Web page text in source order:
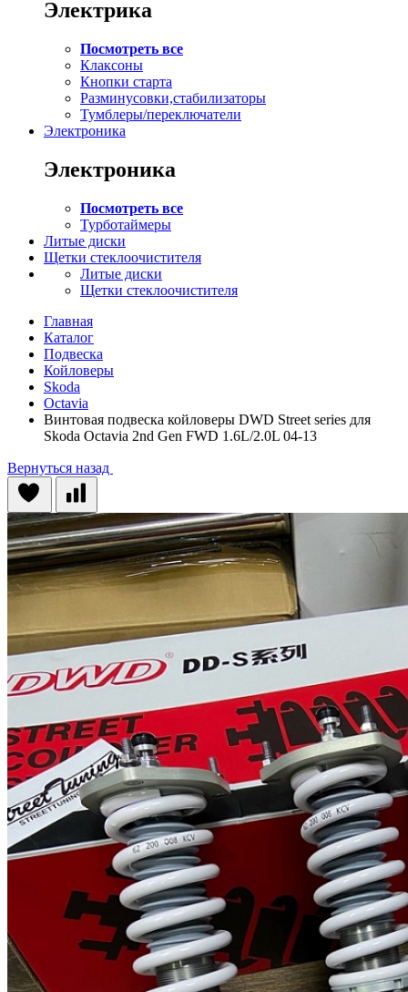
Электрика
Посмотреть все
Клаксоны
Кнопки старта
Разминусовки,стабилизаторы
Тумблеры/переключатели
Электроника
Электроника
Посмотреть все
Турботаймеры
Литые диски
Щетки стеклоочистителя
Литые диски
Щетки стеклоочистителя
Главная
Каталог
Подвеска
Койловеры
Skoda
Octavia
Винтовая подвеска койловеры DWD Street series для
Skoda Octavia 2nd Gen FWD 1.6L/2.0L 04-13
Вернуться назад